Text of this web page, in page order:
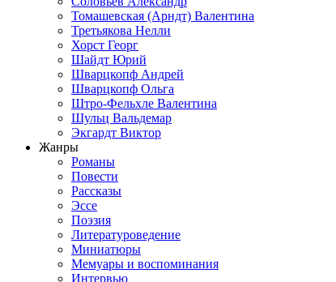
Томашевская (Арндт) Валентина
Третьякова Нелли
Хорст Георг
Шайдт Юрий
Шварцкопф Андрей
Шварцкопф Ольга
Штро-Фельхле Валентина
Шульц Вальдемар
Экгардт Виктор
Жанры
Романы
Повести
Рассказы
Эссе
Поэзия
Литературоведение
Миниатюры
Мемуары и воспоминания
Интервью